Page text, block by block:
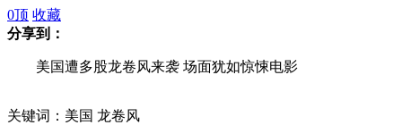
韩国怀疑朝鲜发射的可能不是导弹
28岁博士后成正教授 成长简历引网友膜拜
0顶 收藏
分享到：
美国遭多股龙卷风来袭 场面犹如惊悚电影
关键词：美国 龙卷风